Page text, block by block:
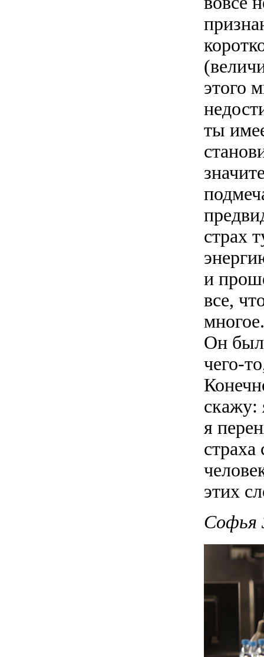
этого
ты
страх
и
все,
Он был
чего-
скажу:
я
этих
Софья